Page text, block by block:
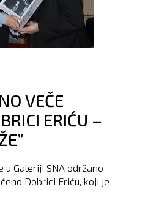
VEČE
ERIĆU –
u Galeriji SNA održano
Dobrici Eriću, koji je